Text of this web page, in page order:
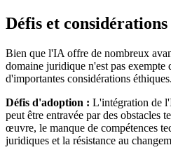
Défis et
Bien que l'IA offre de nombreux
domaine juridique n'est pas exempte
d'importantes considérations éthiques.
Défis d'adoption : L'intégration de
peut être entravée par des obstacles
œuvre, le manque de compétences
juridiques et la résistance au